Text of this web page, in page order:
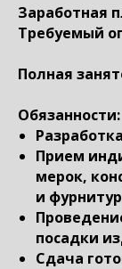
Заработная
Требуемый
Полная
Обязанности:
Прием
мерок,
и
посадки
Сдача